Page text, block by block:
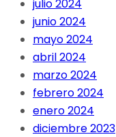
julio 2024
junio 2024
mayo 2024
abril 2024
marzo 2024
febrero 2024
enero 2024
diciembre 2023